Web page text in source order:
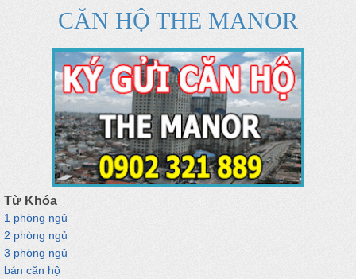
CĂN HỘ THE MANOR
Từ Khóa
1 phòng ngủ
2 phòng ngủ
3 phòng ngủ
bán căn hộ